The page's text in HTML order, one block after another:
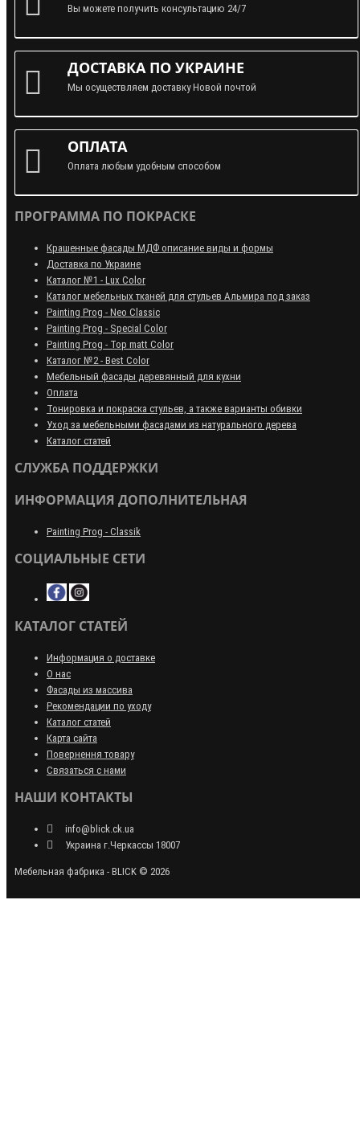
Вы можете получить консультацию 24/7
ДОСТАВКА ПО УКРАИНЕ
Мы осуществляем доставку Новой почтой
ОПЛАТА
Оплата любым удобным способом
ПРОГРАММА ПО ПОКРАСКЕ
Крашенные фасады МДФ описание виды и формы
Доставка по Украине
Каталог №1 - Lux Color
Каталог мебельных тканей для стульев Альмира под заказ
Painting Prog - Neo Classiс
Painting Prog - Special Color
Painting Prog - Top matt Color
Каталог №2 - Best Color
Мебельный фасады деревянный для кухни
Оплата
Тонировка и покраска стульев, а также варианты обивки
Уход за мебельными фасадами из натурального дерева
Каталог статей
СЛУЖБА ПОДДЕРЖКИ
ИНФОРМАЦИЯ ДОПОЛНИТЕЛЬНАЯ
Painting Prog - Classik
СОЦИАЛЬНЫЕ СЕТИ
КАТАЛОГ СТАТЕЙ
Информация о доставке
О нас
Фасады из массива
Рекомендации по уходу
Каталог статей
Карта сайта
Повернення товару
Связаться с нами
НАШИ КОНТАКТЫ
info@blick.ck.ua
Украина г.Черкассы 18007
Мебельная фабрика - BLICK © 2026